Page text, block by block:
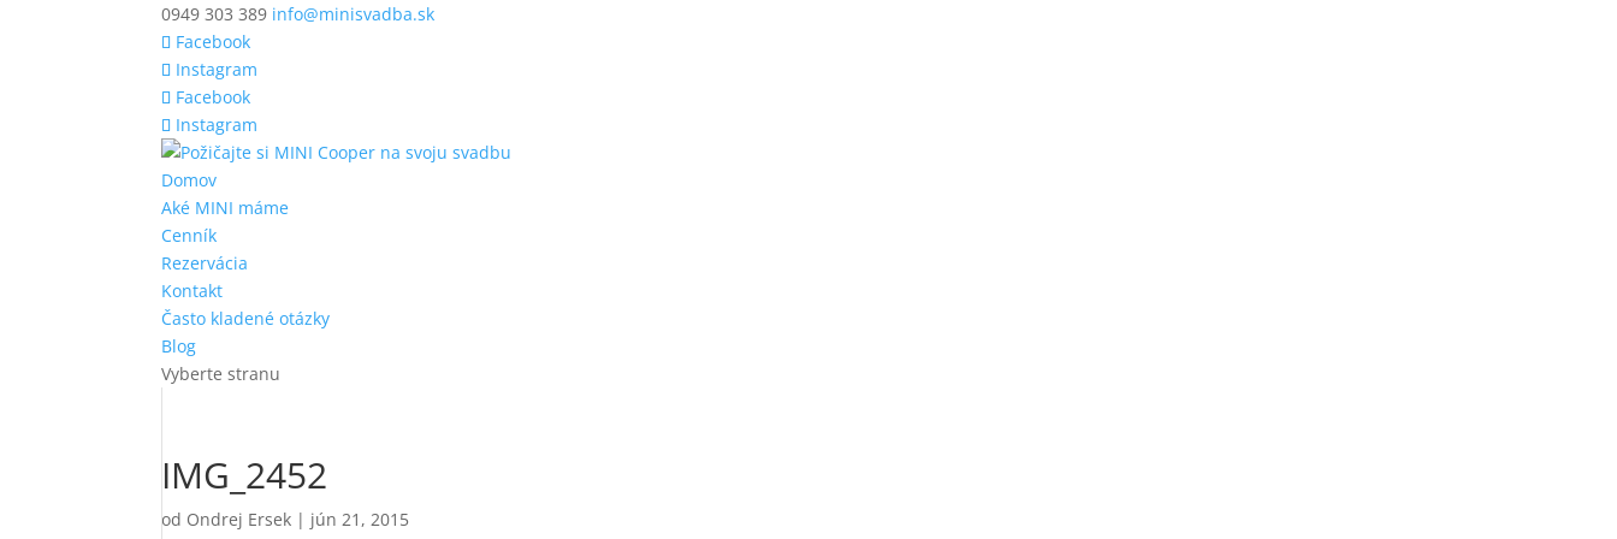
0949 303 389 info@minisvadba.sk
Facebook
Instagram
Facebook
Instagram
Domov
Aké MINI máme
Cenník
Rezervácia
Kontakt
Často kladené otázky
Blog
Vyberte stranu
IMG_2452
od Ondrej Ersek | jún 21, 2015